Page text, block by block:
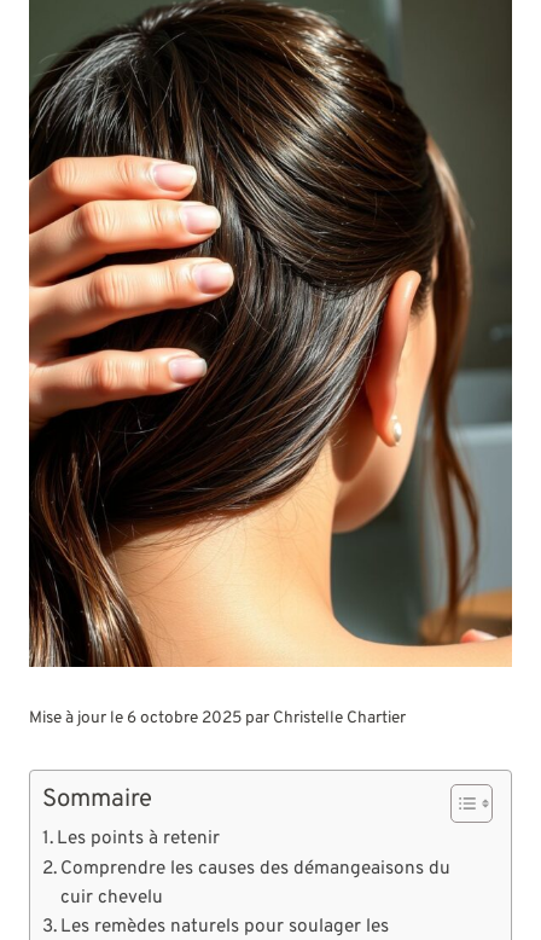
Mise à jour le 6 octobre 2025 par Christelle Chartier
Sommaire
Les points à retenir
Comprendre les causes des démangeaisons du
cuir chevelu
Les remèdes naturels pour soulager les